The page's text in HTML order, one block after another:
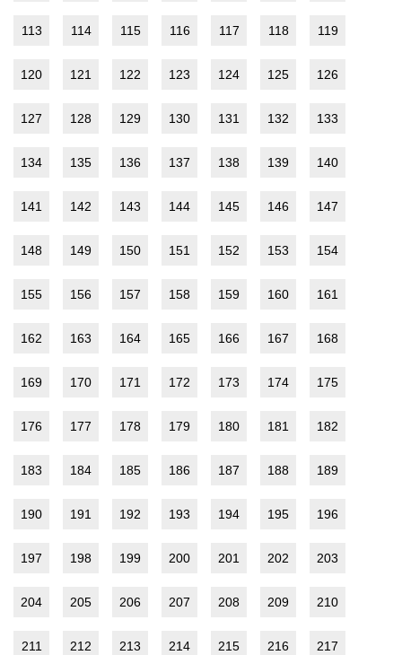
113 114 115 116 117 118 119
120 121 122 123 124 125 126
127 128 129 130 131 132 133
134 135 136 137 138 139 140
141 142 143 144 145 146 147
148 149 150 151 152 153 154
155 156 157 158 159 160 161
162 163 164 165 166 167 168
169 170 171 172 173 174 175
176 177 178 179 180 181 182
183 184 185 186 187 188 189
190 191 192 193 194 195 196
197 198 199 200 201 202 203
204 205 206 207 208 209 210
211 212 213 214 215 216 217